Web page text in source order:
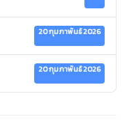
20 กุมภาพันธ์ 2026
20 กุมภาพันธ์ 2026